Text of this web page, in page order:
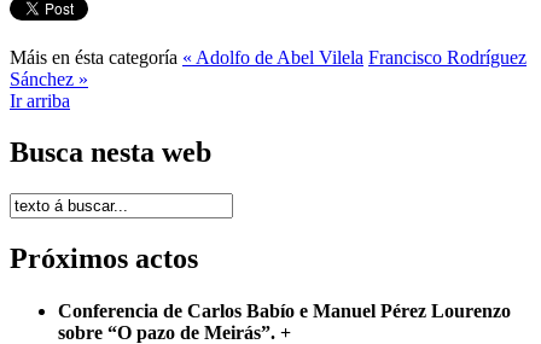
Máis en ésta categoría « Adolfo de Abel Vilela Francisco Rodríguez
Sánchez »
Ir arriba
Busca nesta web
Próximos actos
Conferencia de Carlos Babío e Manuel Pérez Lourenzo
sobre “O pazo de Meirás”. +